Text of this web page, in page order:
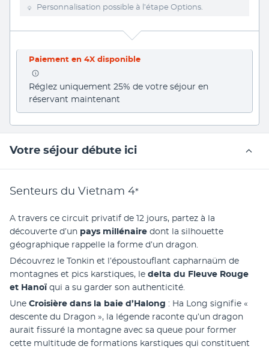
Personnalisation possible à l’étape Options.
Paiement en 4X disponible
Réglez uniquement 25% de votre séjour en
réservant maintenant
Votre séjour débute ici
Senteurs du Vietnam 4*
A travers ce circuit privatif de 12 jours, partez à la
découverte d’un pays millénaire dont la silhouette
géographique rappelle la forme d’un dragon.
Découvrez le Tonkin et l’époustouflant capharnaüm de
montagnes et pics karstiques, le delta du Fleuve Rouge
et Hanoï qui a su garder son authenticité.
Une Croisière dans la baie d’Halong : Ha Long signifie «
descente du Dragon », la légende raconte qu’un dragon
aurait fissuré la montagne avec sa queue pour former
cette multitude de formations karstiques qui constituent